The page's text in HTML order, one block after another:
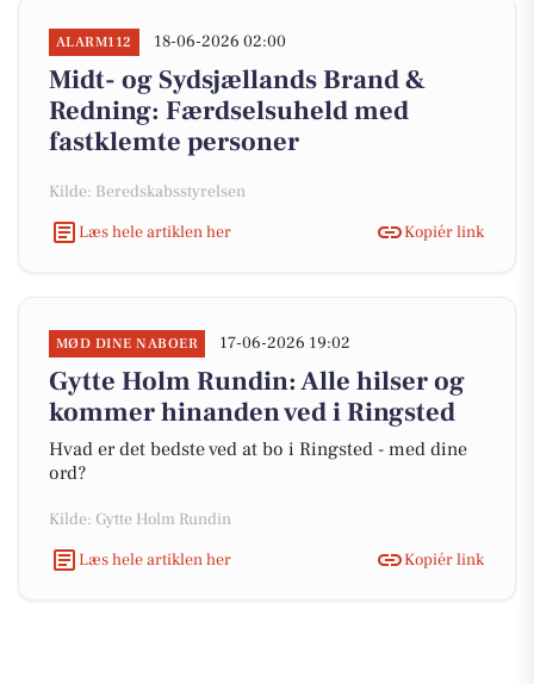
ALARM112 18-06-2026 02:00
Midt- og Sydsjællands Brand &
Redning: Færdselsuheld med
fastklemte personer
Kilde: Beredskabsstyrelsen
Læs hele artiklen her
Kopiér link
MØD DINE NABOER 17-06-2026 19:02
Gytte Holm Rundin: Alle hilser og
kommer hinanden ved i Ringsted
Hvad er det bedste ved at bo i Ringsted - med dine
ord?
Kilde: Gytte Holm Rundin
Læs hele artiklen her
Kopiér link